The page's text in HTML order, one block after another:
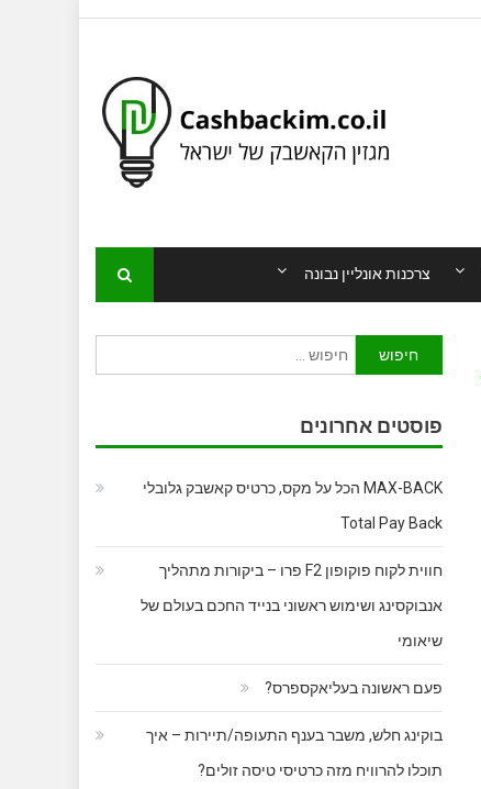
צרכנות אונליין נבונה
חיפוש:
פוסטים אחרונים
MAX-BACK הכל על מקס, כרטיס קאשבק גלובלי
Total Pay Back
חווית לקוח פוקופון F2 פרו – ביקורות מתהליך
אנבוקסינג ושימוש ראשוני בנייד החכם בעולם של
שיאומי
פעם ראשונה בעליאקספרס?
בוקינג חלש, משבר בענף התעופה/תיירות – איך
תוכלו להרוויח מזה כרטיסי טיסה זולים?